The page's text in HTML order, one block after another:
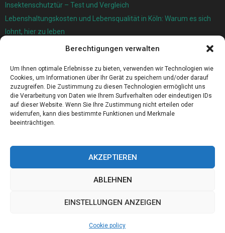
Berechtigungen verwalten
Um Ihnen optimale Erlebnisse zu bieten, verwenden wir Technologien wie
Cookies, um Informationen über Ihr Gerät zu speichern und/oder darauf
zuzugreifen. Die Zustimmung zu diesen Technologien ermöglicht uns
die Verarbeitung von Daten wie Ihrem Surfverhalten oder eindeutigen IDs
auf dieser Website. Wenn Sie Ihre Zustimmung nicht erteilen oder
widerrufen, kann dies bestimmte Funktionen und Merkmale
beeinträchtigen.
AKZEPTIEREN
ABLEHNEN
EINSTELLUNGEN ANZEIGEN
Cookie policy
Insektenschutztür – Test und Vergleich
Lebenshaltungskosten und Lebensqualität in Köln: Warum es sich
lohnt, hier zu leben
Ersatzfedern für Ihr Trampolin
Holländischer Stoffmarkt in Ihrer Nähe
Contact